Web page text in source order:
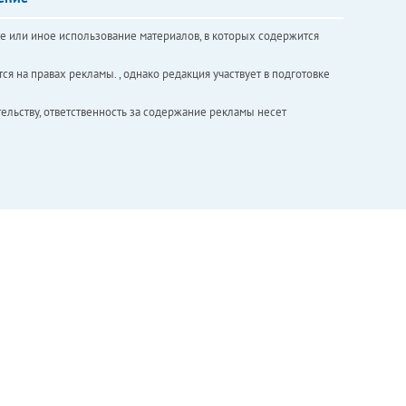
иное использование материалов, в которых содержится
правах рекламы. , однако редакция участвует в подготовке
ответственность за содержание рекламы несет